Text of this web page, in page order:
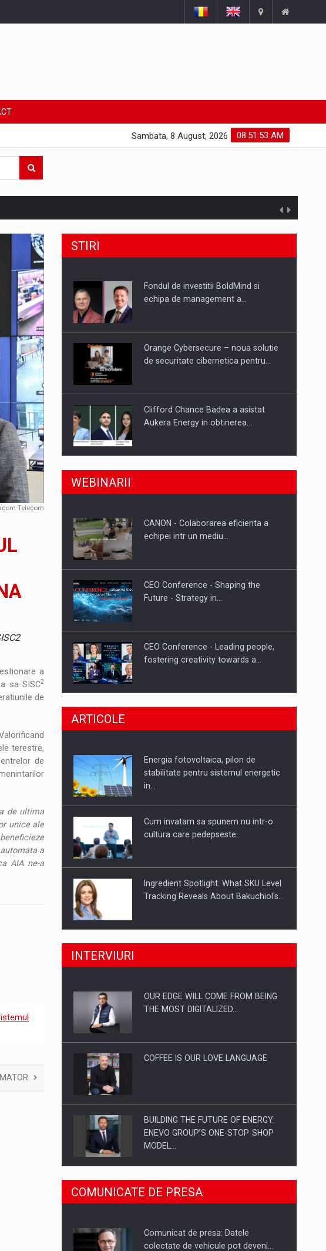
08:51:54 AM
Sambata, 8 August, 2026
retragerea produselor din piata
din Romania, preiau compania intr-o tranzactie de peste 25…
Telecom
a
sa SISC2
de
terestre,
de
de ultima
unice ale
a
AIA ne-a
STIRI
Fondul de investitii BoldMind si
echipa de management a…
Orange Cybersecure – noua solutie
de securitate cibernetica pentru…
Clifford Chance Badea a asistat
Aukera Energy in obtinerea…
SAPTE PERSONALITATI DIN MEDIUL
Hard Enduro Piatra Craiului 2026,
WEBINARII
CANON - Colaborarea eficienta a
echipei intr un mediu…
CEO Conference - Shaping the
Future - Strategy in…
CEO Conference - Leading people,
fostering creativity towards a…
CEO Conference - Shaping The
Webinar - Business Evolution-
RETHINK STRATEGY-Finantare
ARTICOLE
Energia fotovoltaica, pilon de
stabilitate pentru sistemul energetic
in…
Cum invatam sa spunem nu intr-o
cultura care pedepseste…
Ingredient Spotlight: What SKU Level
Tracking Reveals About Bakuchiol's…
Producatorii si comerciantii care nu
Proteinmaxxing and the Future of
INTERVIURI
OUR EDGE WILL COME FROM BEING
THE MOST DIGITALIZED…
COFFEE IS OUR LOVE LANGUAGE
BUILDING THE FUTURE OF ENERGY:
ENEVO GROUP’S ONE-STOP-SHOP
MODEL…
ROOTED IN ROMANIA, BUILT TO
DELIVER TECHNOLOGY FOR THE…
PUTTING ROMANIAN CORPORATE
COMUNICATE DE PRESA
Comunicat de presa: Datele
colectate de vehicule pot deveni…